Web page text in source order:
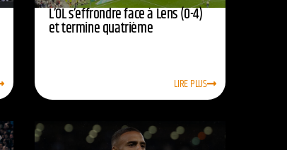
L’OL s’effrondre face à Lens (0-4)
et termine quatrième
LIRE PLUS